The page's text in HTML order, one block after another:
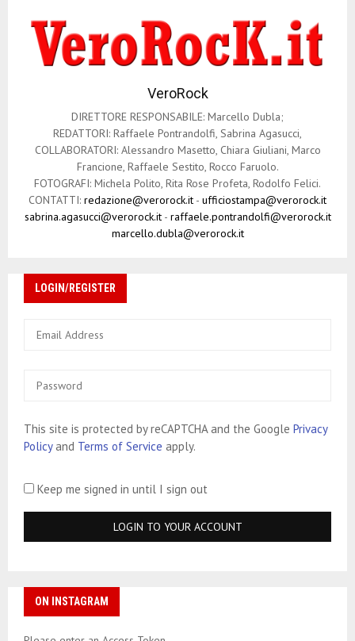
VeroRock
DIRETTORE RESPONSABILE: Marcello Dubla;
REDATTORI: Raffaele Pontrandolfi, Sabrina Agasucci,
COLLABORATORI: Alessandro Masetto, Chiara Giuliani, Marco
Francione, Raffaele Sestito, Rocco Faruolo.
FOTOGRAFI: Michela Polito, Rita Rose Profeta, Rodolfo Felici.
CONTATTI: redazione@verorock.it - ufficiostampa@verorock.it
sabrina.agasucci@verorock.it- raffaele.pontrandolfi@verorock.it
marcello.dubla@verorock.it
LOGIN/REGISTER
This site is protected by reCAPTCHA and the Google Privacy
Policyand Terms of Service apply.
Keep me signed in until I sign out
ON INSTAGRAM